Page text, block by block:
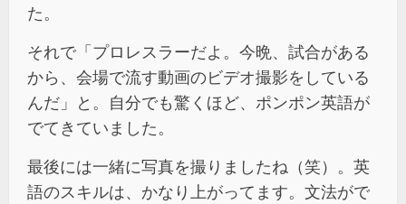
た。
それで「プロレスラーだよ。今晩、試合がある
から、会場で流す動画のビデオ撮影をしている
んだ」と。自分でも驚くほど、ポンポン英語が
でてきていました。
最後には一緒に写真を撮りましたね（笑）。英
語のスキルは、かなり上がってます。文法がで